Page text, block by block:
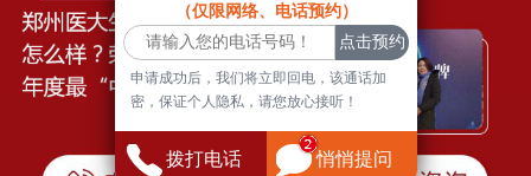
（仅限网络、电话预约）
申请成功后，我们将立即回电，该通话加
密，保证个人隐私，请您放心接听！
拨打电话 悄悄提问